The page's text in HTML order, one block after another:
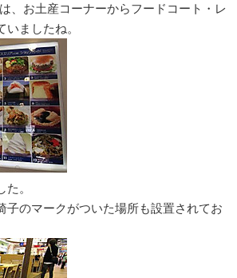
、お土産コーナーからフードコート・レ
ましたね。
。
子のマークがついた場所も設置されてお